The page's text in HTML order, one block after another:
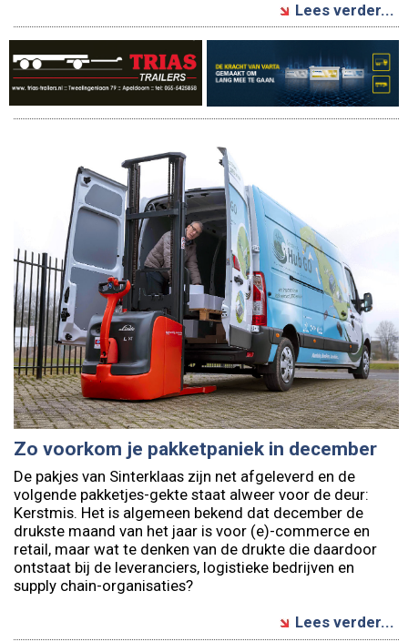
Lees verder...
Zo voorkom je pakketpaniek in december
De pakjes van Sinterklaas zijn net afgeleverd en de
volgende pakketjes-gekte staat alweer voor de deur:
Kerstmis. Het is algemeen bekend dat december de
drukste maand van het jaar is voor (e)-commerce en
retail, maar wat te denken van de drukte die daardoor
ontstaat bij de leveranciers, logistieke bedrijven en
supply chain-organisaties?
Lees verder...